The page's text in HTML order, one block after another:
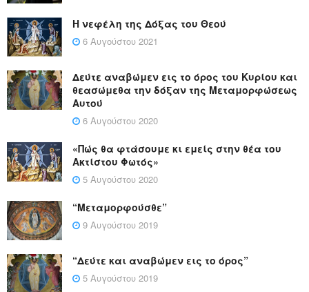
Η νεφέλη της Δόξας του Θεού
6 Αυγούστου 2021
Δεύτε αναβώμεν εις το όρος του Κυρίου και
θεασώμεθα την δόξαν της Μεταμορφώσεως
Αυτού
6 Αυγούστου 2020
«Πώς θα φτάσουμε κι εμείς στην θέα του
Ακτίστου Φωτός»
5 Αυγούστου 2020
“Μεταμορφούσθε”
9 Αυγούστου 2019
“Δεύτε και αναβώμεν εις το όρος”
5 Αυγούστου 2019